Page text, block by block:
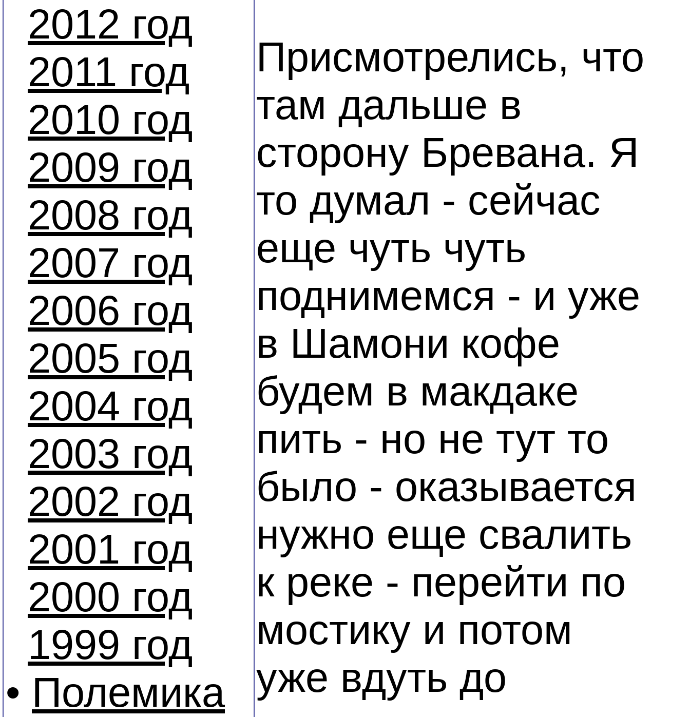
2012 год
2011 год
2010 год
2009 год
2008 год
2007 год
2006 год
2005 год
2004 год
2003 год
2002 год
2001 год
2000 год
1999 год
• Полемика
Присмотрелись, что
там дальше в
сторону Бревана. Я
то думал - сейчас
еще чуть чуть
поднимемся - и уже
в Шамони кофе
будем в макдаке
пить - но не тут то
было - оказывается
нужно еще свалить
к реке - перейти по
мостику и потом
уже вдуть до